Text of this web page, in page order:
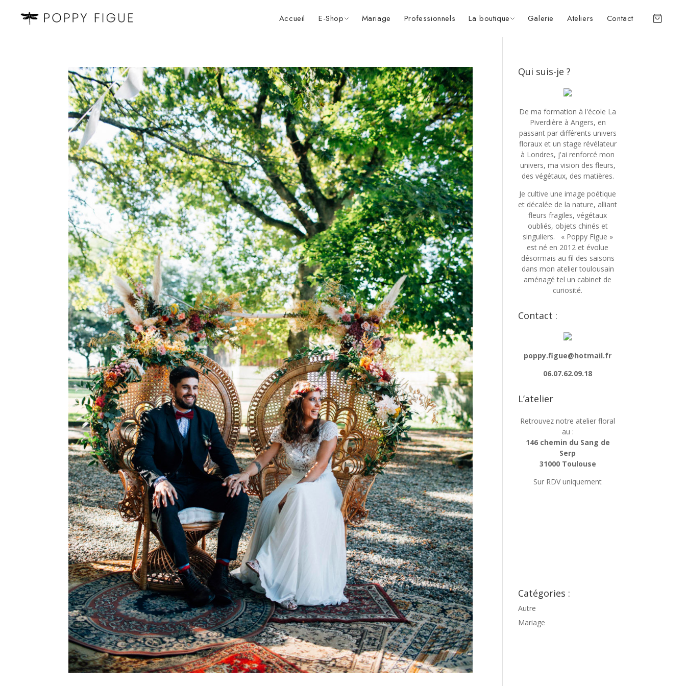
Accueil E-Shop Mariage Professionnels La boutique Galerie Ateliers Contact
Qui suis-je ?
De ma formation à l'école La
Piverdière à Angers, en
passant par différents univers
floraux et un stage révélateur
à Londres, j'ai renforcé mon
univers, ma vision des fleurs,
des végétaux, des matières.
Je cultive une image poétique
et décalée de la nature, alliant
fleurs fragiles, végétaux
oubliés, objets chinés et
singuliers. « Poppy Figue »
est né en 2012 et évolue
désormais au fil des saisons
dans mon atelier toulousain
aménagé tel un cabinet de
curiosité.
Contact :
poppy.figue@hotmail.fr
06.07.62.09.18
L’atelier
Retrouvez notre atelier floral
au :
146 chemin du Sang de
Serp
31000 Toulouse
Sur RDV uniquement
Catégories :
Autre
Mariage